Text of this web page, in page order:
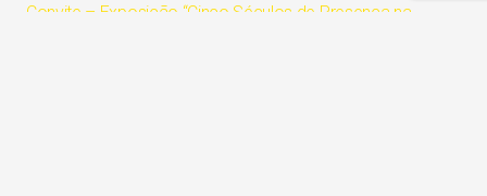
Convite – Exposição “Cinco Séculos de Presença na